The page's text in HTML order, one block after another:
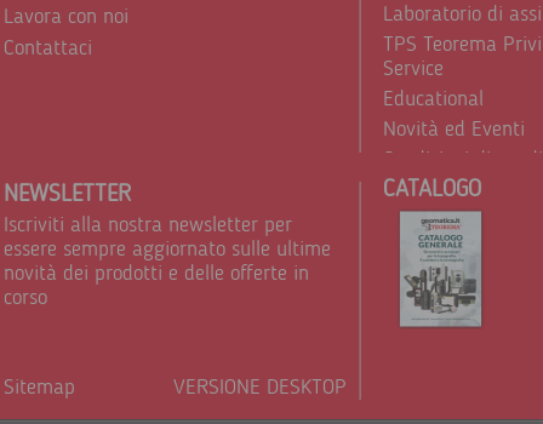
Lavora con noi
Contattaci
Laboratorio di
TPS Teorema
Service
Educational
Novità ed Eventi
Condizioni di
Trattamento dei
NEWSLETTER
Iscriviti alla nostra newsletter per
essere sempre aggiornato sulle ultime
novità dei prodotti e delle offerte in
corso
Sitemap VERSIONE DESKTOP
CATALOGO